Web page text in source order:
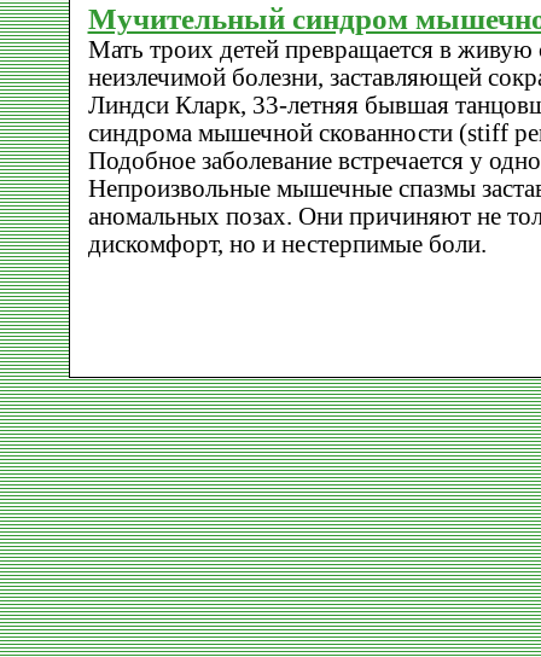
Мучительный синдром
Мать троих детей превращается в живую
неизлечимой болезни, заставляющей
Линдси Кларк, 33-летняя бывшая
синдрома мышечной скованности (stiff
Подобное заболевание встречается у
Непроизвольные мышечные спазмы
аномальных позах. Они причиняют не
дискомфорт, но и нестерпимые боли.